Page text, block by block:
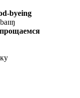
byeing